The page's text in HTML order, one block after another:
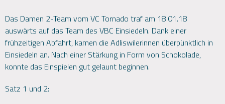
Das Damen 2-Team vom VC Tornado traf am 18.01.18
auswärts auf das Team des VBC Einsiedeln. Dank einer
frühzeitigen Abfahrt, kamen die Adliswilerinnen überpünktlich in
Einsiedeln an. Nach einer Stärkung in Form von Schokolade,
konnte das Einspielen gut gelaunt beginnen.
Satz 1 und 2: